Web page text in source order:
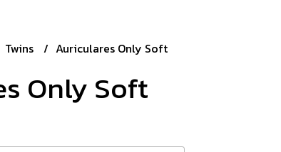
Twins Auriculares Only Soft
Only Soft